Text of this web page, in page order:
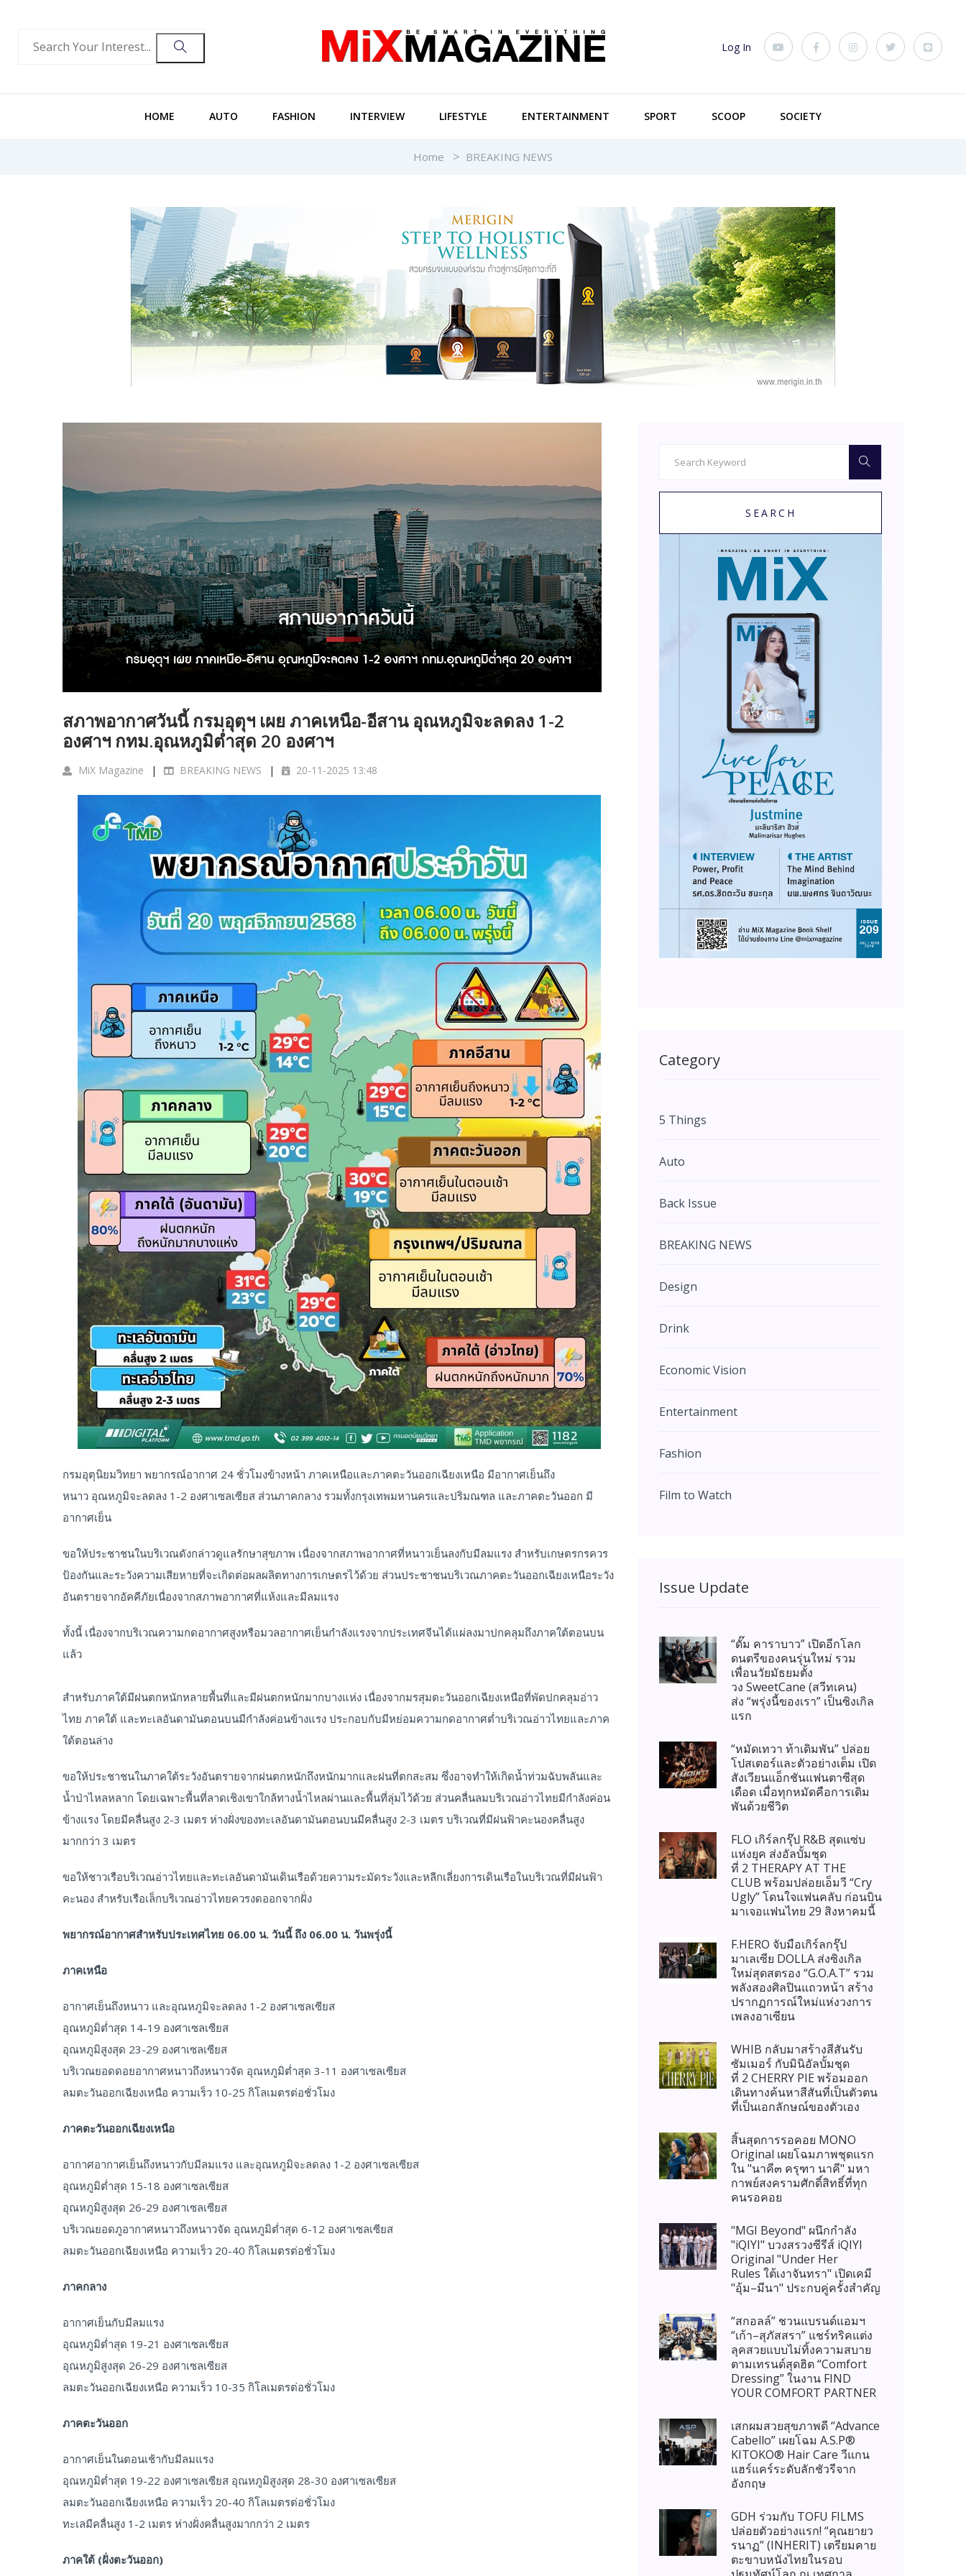
Log In
HOME AUTO FASHION INTERVIEW LIFESTYLE ENTERTAINMENT SPORT SCOOP SOCIETY
Home BREAKING NEWS
สภาพอากาศวันนี้ กรมอุตุฯ เผย ภาคเหนือ-อีสาน อุณหภูมิจะลดลง 1-2
องศาฯ กทม.อุณหภูมิต่ำสุด 20 องศาฯ
MiX Magazine BREAKING NEWS 20-11-2025 13:48
กรมอุตุนิยมวิทยา พยากรณ์อากาศ 24 ชั่วโมงข้างหน้า ภาคเหนือและภาคตะวันออกเฉียงเหนือ มีอากาศเย็นถึง
หนาว อุณหภูมิจะลดลง 1-2 องศาเซลเซียส ส่วนภาคกลาง รวมทั้งกรุงเทพมหานครและปริมณฑล และภาคตะวันออก มี
อากาศเย็น
ขอให้ประชาชนในบริเวณดังกล่าวดูแลรักษาสุขภาพ เนื่องจากสภาพอากาศที่หนาวเย็นลงกับมีลมแรง สำหรับเกษตรกรควร
ป้องกันและระวังความเสียหายที่จะเกิดต่อผลผลิตทางการเกษตรไว้ด้วย ส่วนประชาชนบริเวณภาคตะวันออกเฉียงเหนือระวัง
อันตรายจากอัคคีภัยเนื่องจากสภาพอากาศที่แห้งและมีลมแรง
ทั้งนี้ เนื่องจากบริเวณความกดอากาศสูงหรือมวลอากาศเย็นกำลังแรงจากประเทศจีนได้แผ่ลงมาปกคลุมถึงภาคใต้ตอนบน
แล้ว
สำหรับภาคใต้มีฝนตกหนักหลายพื้นที่และมีฝนตกหนักมากบางแห่ง เนื่องจากมรสุมตะวันออกเฉียงเหนือที่พัดปกคลุมอ่าว
ไทย ภาคใต้ และทะเลอันดามันตอนบนมีกำลังค่อนข้างแรง ประกอบกับมีหย่อมความกดอากาศต่ำบริเวณอ่าวไทยและภาค
ใต้ตอนล่าง
ขอให้ประชาชนในภาคใต้ระวังอันตรายจากฝนตกหนักถึงหนักมากและฝนที่ตกสะสม ซึ่งอาจทำให้เกิดน้ำท่วมฉับพลันและ
น้ำป่าไหลหลาก โดยเฉพาะพื้นที่ลาดเชิงเขาใกล้ทางน้ำไหลผ่านและพื้นที่ลุ่มไว้ด้วย ส่วนคลื่นลมบริเวณอ่าวไทยมีกำลังค่อน
ข้างแรง โดยมีคลื่นสูง 2-3 เมตร ห่างฝั่งของทะเลอันดามันตอนบนมีคลื่นสูง 2-3 เมตร บริเวณที่มีฝนฟ้าคะนองคลื่นสูง
มากกว่า 3 เมตร
ขอให้ชาวเรือบริเวณอ่าวไทยและทะเลอันดามันเดินเรือด้วยความระมัดระวังและหลีกเลี่ยงการเดินเรือในบริเวณที่มีฝนฟ้า
คะนอง สำหรับเรือเล็กบริเวณอ่าวไทยควรงดออกจากฝั่ง
พยากรณ์อากาศสำหรับประเทศไทย 06.00 น. วันนี้ ถึง 06.00 น. วันพรุ่งนี้
ภาคเหนือ
อากาศเย็นถึงหนาว และอุณหภูมิจะลดลง 1-2 องศาเซลเซียส
อุณหภูมิต่ำสุด 14-19 องศาเซลเซียส
อุณหภูมิสูงสุด 23-29 องศาเซลเซียส
บริเวณยอดดอยอากาศหนาวถึงหนาวจัด อุณหภูมิต่ำสุด 3-11 องศาเซลเซียส
ลมตะวันออกเฉียงเหนือ ความเร็ว 10-25 กิโลเมตรต่อชั่วโมง
ภาคตะวันออกเฉียงเหนือ
อากาศอากาศเย็นถึงหนาวกับมีลมแรง และอุณหภูมิจะลดลง 1-2 องศาเซลเซียส
อุณหภูมิต่ำสุด 15-18 องศาเซลเซียส
อุณหภูมิสูงสุด 26-29 องศาเซลเซียส
บริเวณยอดภูอากาศหนาวถึงหนาวจัด อุณหภูมิต่ำสุด 6-12 องศาเซลเซียส
ลมตะวันออกเฉียงเหนือ ความเร็ว 20-40 กิโลเมตรต่อชั่วโมง
ภาคกลาง
อากาศเย็นกับมีลมแรง
อุณหภูมิต่ำสุด 19-21 องศาเซลเซียส
อุณหภูมิสูงสุด 26-29 องศาเซลเซียส
ลมตะวันออกเฉียงเหนือ ความเร็ว 10-35 กิโลเมตรต่อชั่วโมง
ภาคตะวันออก
อากาศเย็นในตอนเช้ากับมีลมแรง
อุณหภูมิต่ำสุด 19-22 องศาเซลเซียส อุณหภูมิสูงสุด 28-30 องศาเซลเซียส
ลมตะวันออกเฉียงเหนือ ความเร็ว 20-40 กิโลเมตรต่อชั่วโมง
ทะเลมีคลื่นสูง 1-2 เมตร ห่างฝั่งคลื่นสูงมากกว่า 2 เมตร
ภาคใต้ (ฝั่งตะวันออก)
SEARCH
Category
5 Things
Auto
Back Issue
BREAKING NEWS
Design
Drink
Economic Vision
Entertainment
Fashion
Film to Watch
Issue Update
“ดั๊ม คาราบาว” เปิดอีกโลก
ดนตรีของคนรุ่นใหม่ รวม
เพื่อนวัยมัธยมตั้ง
วง SweetCane (สวีทเคน)
ส่ง “พรุ่งนี้ของเรา” เป็นซิงเกิล
แรก
“หมัดเทวา ท้าเดิมพัน” ปล่อย
โปสเตอร์และตัวอย่างเต็ม เปิด
สังเวียนแอ็กชันแฟนตาซีสุด
เดือด เมื่อทุกหมัดคือการเดิม
พันด้วยชีวิต
FLO เกิร์ลกรุ๊ป R&B สุดแซ่บ
แห่งยุค ส่งอัลบั้มชุด
ที่ 2 THERAPY AT THE
CLUB พร้อมปล่อยเอ็มวี “Cry
Ugly” โดนใจแฟนคลับ ก่อนบิน
มาเจอแฟนไทย 29 สิงหาคมนี้
F.HERO จับมือเกิร์ลกรุ๊ป
มาเลเซีย DOLLA ส่งซิงเกิล
ใหม่สุดสตรอง “G.O.A.T” รวม
พลังสองศิลปินแถวหน้า สร้าง
ปรากฏการณ์ใหม่แห่งวงการ
เพลงอาเซียน
WHIB กลับมาสร้างสีสันรับ
ซัมเมอร์ กับมินิอัลบั้มชุด
ที่ 2 CHERRY PIE พร้อมออก
เดินทางค้นหาสีสันที่เป็นตัวตน
ที่เป็นเอกลักษณ์ของตัวเอง
สิ้นสุดการรอคอย MONO
Original เผยโฉมภาพชุดแรก
ใน "นาคี๓ ครุฑา นาคี" มหา
กาพย์สงครามศักดิ์สิทธิ์ที่ทุก
คนรอคอย
"MGI Beyond" ผนึกกำลัง
"iQIYI" บวงสรวงซีรีส์ iQIYI
Original "Under Her
Rules ใต้เงาจันทรา" เปิดเคมี
"อุ้ม–มีนา" ประกบคู่ครั้งสำคัญ
“สกอลล์” ชวนแบรนด์แอมฯ
“เก้า–สุภัสสรา” แชร์ทริคแต่ง
ลุคสวยแบบไม่ทิ้งความสบาย
ตามเทรนด์สุดฮิต “Comfort
Dressing” ในงาน FIND
YOUR COMFORT PARTNER
เสกผมสวยสุขภาพดี “Advance
Cabello” เผยโฉม A.S.P®
KITOKO® Hair Care วีแกน
แฮร์แคร์ระดับลักชัวรีจาก
อังกฤษ
GDH ร่วมกับ TOFU FILMS
ปล่อยตัวอย่างแรก! “คุณยายว
รนาฏ” (INHERIT) เตรียมคาย
ตะขาบหนังไทยในรอบ